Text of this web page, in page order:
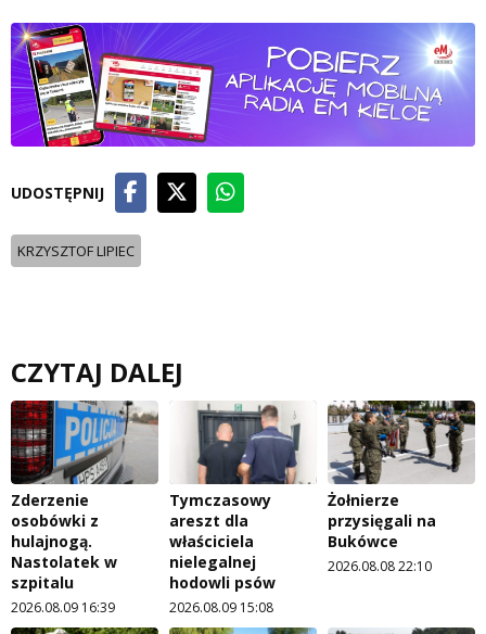
UDOSTĘPNIJ
KRZYSZTOF LIPIEC
CZYTAJ DALEJ
Zderzenie
osobówki z
hulajnogą.
Nastolatek w
szpitalu
2026.08.09 16:39
Tymczasowy
areszt dla
właściciela
nielegalnej
hodowli psów
2026.08.09 15:08
Żołnierze
przysięgali na
Bukówce
2026.08.08 22:10